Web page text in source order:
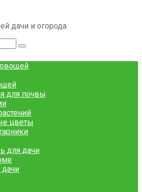
дачи и огорода
для почвы
цветы
для дачи
дачи